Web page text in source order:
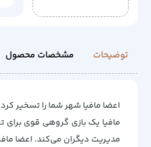
توضیحات مشخصات محصول
اعضا مافیا شهر شما را تسخیر
مدیریت دیگران می‌کند. اعضا